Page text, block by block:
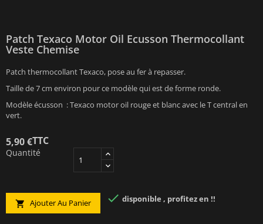
Patch Texaco Motor Oil Ecusson Thermocollant
Veste Chemise
Patch thermocollant Texaco, pose au fer à repasser.
Taille de 7 cm environ pour ce modèle qui est de forme ronde.
Modèle écusson : Texaco motor oil rouge et blanc avec le T central en
vert.
5,90 €TTC
Quantité
 Ajouter Au Panier  disponible , profitez en !!